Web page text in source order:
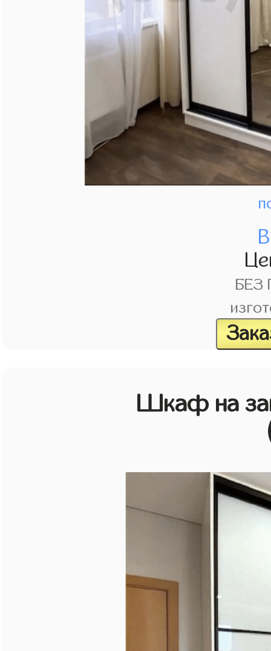
БЕЗ
Шкаф на